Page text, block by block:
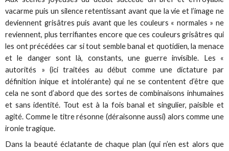
vacarme puis un silence retentissant avant que la vie et l’image ne
deviennent grisâtres puis avant que les couleurs « normales » ne
reviennent, plus terrifiantes encore que ces couleurs grisâtres qui
les ont précédées car si tout semble banal et quotidien, la menace
et le danger sont là, constants, une guerre invisible. Les «
autorités » (ici traitées au début comme une dictature par
définition inique et intolérante) qui ne se contentent d’être que
cela ne sont d’abord que des sortes de combinaisons inhumaines
et sans identité. Tout est à la fois banal et singulier, paisible et
agité. Comme le titre résonne (déraisonne aussi) alors comme une
ironie tragique.
Dans la beauté éclatante de chaque plan (qui n’en est alors que